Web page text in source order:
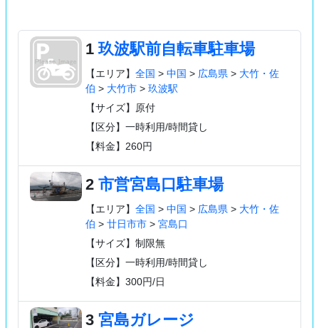
1玖波駅前自転車駐車場
【エリア】 全国 > 中国 > 広島県 > 大竹・佐
伯 > 大竹市> 玖波駅
【サイズ】原付
【区分】一時利用/時間貸し
【料金】260円
2 市営宮島口駐車場
【エリア】 全国 > 中国 > 広島県 > 大竹・佐
伯 > 廿日市市> 宮島口
【サイズ】制限無
【区分】一時利用/時間貸し
【料金】300円/日
3 宮島ガレージ